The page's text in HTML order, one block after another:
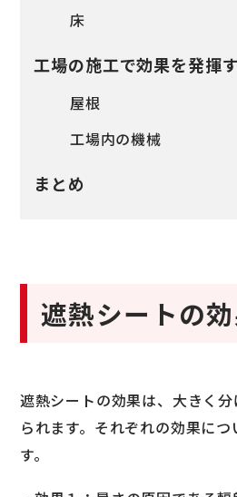
床
工場の施工で効果を発揮
屋根
工場内の機械
まとめ
遮熱シートの
遮熱シートの効果は、大きく
られます。それぞれの効果に
す。